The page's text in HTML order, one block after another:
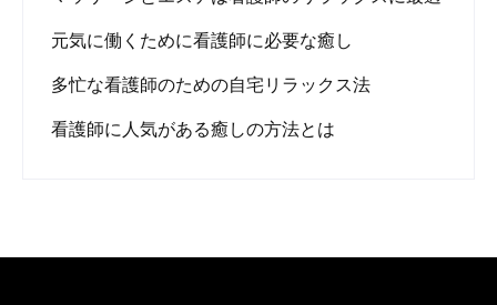
元気に働くために看護師に必要な癒し
多忙な看護師のための自宅リラックス法
看護師に人気がある癒しの方法とは